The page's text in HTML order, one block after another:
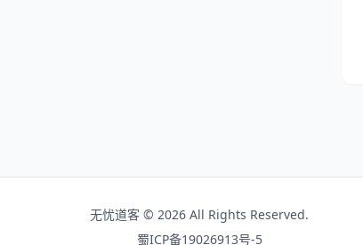
无忧道客 © 2026 All Rights Reserved.
蜀ICP备19026913号-5